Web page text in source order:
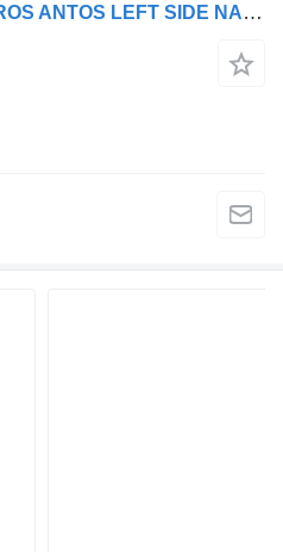
Uşă Mercedes-Benz ACTROS ANTOS LEFT SIDE NAKED MP4 EURO 6 pentru cap tractor Mercedes-Benz